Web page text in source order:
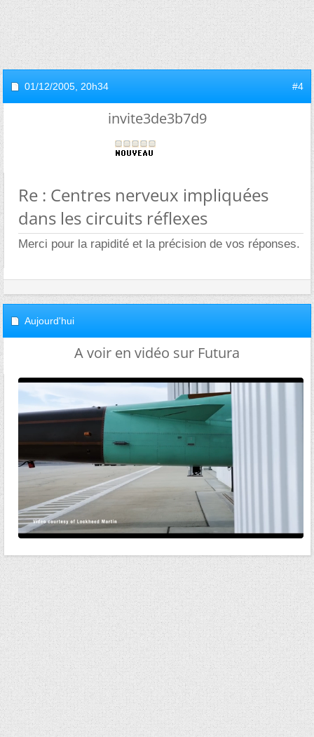
01/12/2005, 20h34 #4
invite3de3b7d9
Re : Centres nerveux impliquées
dans les circuits réflexes
Merci pour la rapidité et la précision de vos réponses.
Aujourd'hui
A voir en vidéo sur Futura